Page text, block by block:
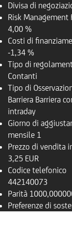
Divisa di
Risk Management
4,00 %
Costi di
-1,34 %
Tipo di
Contanti
Tipo di
Barriera Barriera
intraday
Giorno di
mensile 1
Prezzo di vendita
3,25 EUR
Codice telefonico
442140073
Parità
Preferenze di